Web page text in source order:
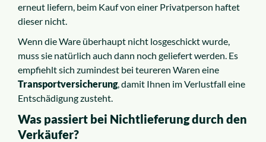
erneut liefern, beim Kauf von einer Privatperson haftet
dieser nicht.
Wenn die Ware überhaupt nicht losgeschickt wurde,
muss sie natürlich auch dann noch geliefert werden. Es
empfiehlt sich zumindest bei teureren Waren eine
Transportversicherung, damit Ihnen im Verlustfall eine
Entschädigung zusteht.
Was passiert bei Nichtlieferung durch den
Verkäufer?